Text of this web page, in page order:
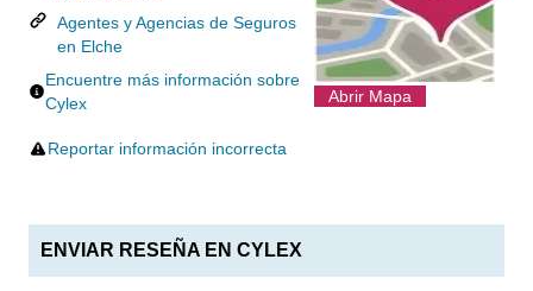
Agentes y Agencias de Seguros
en Elche
Encuentre más información sobre
Cylex
Reportar información incorrecta
Abrir Mapa
ENVIAR RESEÑA EN CYLEX